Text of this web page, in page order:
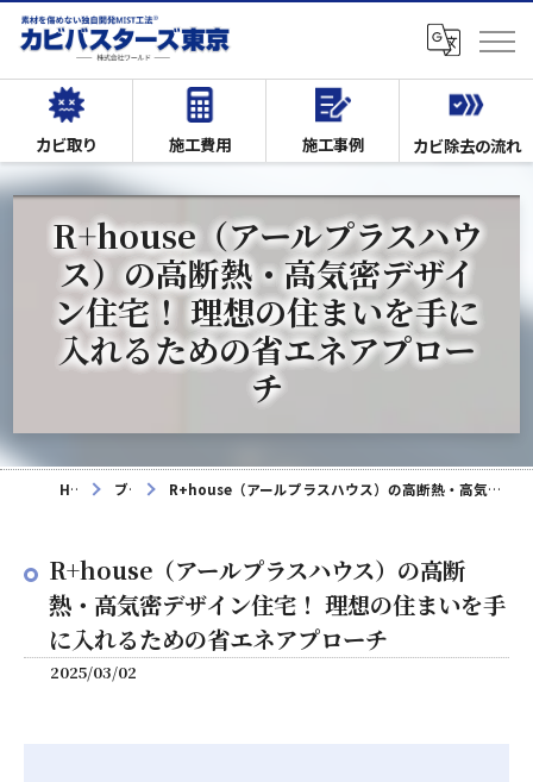
カビ取り 施工費用 施工事例 カビ除去の流れ
R+house（アールプラスハウ
ス）の高断熱・高気密デザイ
ン住宅！ 理想の住まいを手に
入れるための省エネアプロー
チ
HOME ブログ R+house（アールプラスハウス）の高断熱・高気密デザイン住宅！ 理想の住まいを手に入れるための省エネアプローチ
R+house（アールプラスハウス）の高断
熱・高気密デザイン住宅！ 理想の住まいを手
に入れるための省エネアプローチ
2025/03/02